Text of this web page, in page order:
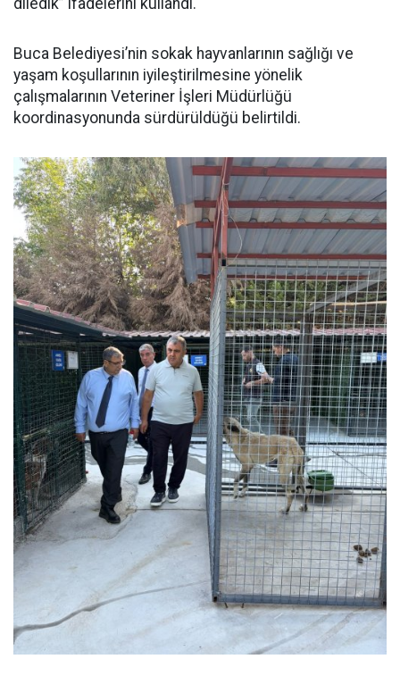
Buca Belediyesi’nin sokak hayvanlarının sağlığı ve
yaşam koşullarının iyileştirilmesine yönelik
çalışmalarının Veteriner İşleri Müdürlüğü
koordinasyonunda sürdürüldüğü belirtildi.